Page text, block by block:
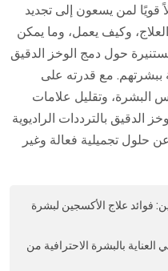
قويًا لمن يسعون إلى تجديد
وكيف يعمل، وما يمكن
حول دمج الوخز الدقيق
ببشرتهم. مع قدرته على
البشرة، وتقليل علامات
الدقيق بالترددات الراديوية
حلول تجميلية فعالة وغير
فوائد علاج الأكسجين لبشرة
العناية بالبشرة الاحترافية من